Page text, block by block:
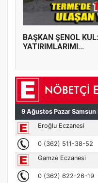
BAŞKAN ŞENOL
YATIRIMLARIMI...